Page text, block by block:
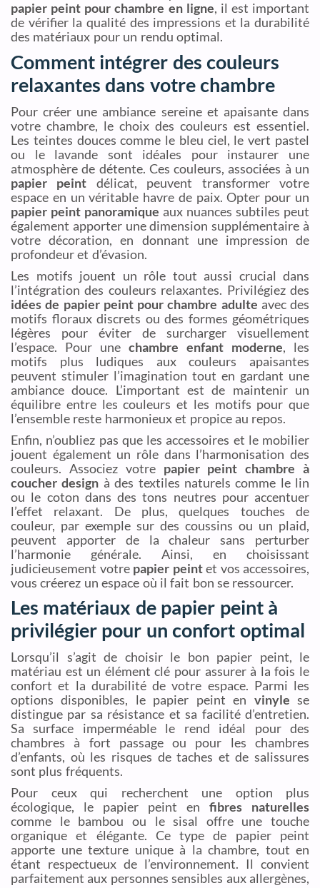
papier peint pour chambre en ligne, il est important
de vérifier la qualité des impressions et la durabilité
des matériaux pour un rendu optimal.
Comment intégrer des couleurs
relaxantes dans votre chambre
Pour créer une ambiance sereine et apaisante dans
votre chambre, le choix des couleurs est essentiel.
Les teintes douces comme le bleu ciel, le vert pastel
ou le lavande sont idéales pour instaurer une
atmosphère de détente. Ces couleurs, associées à un
papier peint délicat, peuvent transformer votre
espace en un véritable havre de paix. Opter pour un
papier peint panoramique aux nuances subtiles peut
également apporter une dimension supplémentaire à
votre décoration, en donnant une impression de
profondeur et d’évasion.
Les motifs jouent un rôle tout aussi crucial dans
l’intégration des couleurs relaxantes. Privilégiez des
idées de papier peint pour chambre adulte avec des
motifs floraux discrets ou des formes géométriques
légères pour éviter de surcharger visuellement
l’espace. Pour une chambre enfant moderne, les
motifs plus ludiques aux couleurs apaisantes
peuvent stimuler l’imagination tout en gardant une
ambiance douce. L’important est de maintenir un
équilibre entre les couleurs et les motifs pour que
l’ensemble reste harmonieux et propice au repos.
Enfin, n’oubliez pas que les accessoires et le mobilier
jouent également un rôle dans l’harmonisation des
couleurs. Associez votre papier peint chambre à
coucher design à des textiles naturels comme le lin
ou le coton dans des tons neutres pour accentuer
l’effet relaxant. De plus, quelques touches de
couleur, par exemple sur des coussins ou un plaid,
peuvent apporter de la chaleur sans perturber
l’harmonie générale. Ainsi, en choisissant
judicieusement votre papier peintet vos accessoires,
vous créerez un espace où il fait bon se ressourcer.
Les matériaux de papier peint à
privilégier pour un confort optimal
Lorsqu’il s’agit de choisir le bon papier peint, le
matériau est un élément clé pour assurer à la fois le
confort et la durabilité de votre espace. Parmi les
options disponibles, le papier peint en vinyle se
distingue par sa résistance et sa facilité d’entretien.
Sa surface imperméable le rend idéal pour des
chambres à fort passage ou pour les chambres
d’enfants, où les risques de taches et de salissures
sont plus fréquents.
Pour ceux qui recherchent une option plus
écologique, le papier peint en fibres naturelles
comme le bambou ou le sisal offre une touche
organique et élégante. Ce type de papier peint
apporte une texture unique à la chambre, tout en
étant respectueux de l’environnement. Il convient
parfaitement aux personnes sensibles aux allergènes,